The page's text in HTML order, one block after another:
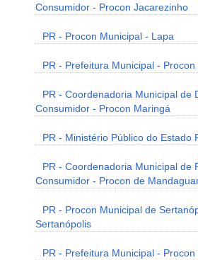
Consumidor - Procon Jacarezinho
PR - Procon Municipal - Lapa
PR - Prefeitura Municipal -
PR - Coordenadoria Municipal de
Consumidor - Procon Maringá
PR - Ministério Público do Estado
PR - Coordenadoria Municipal de
Consumidor - Procon de
PR - Procon Municipal de
Sertanópolis
PR - Prefeitura Municipal -